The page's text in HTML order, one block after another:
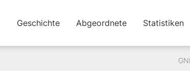
Geschichte Abgeordnete Statistiken